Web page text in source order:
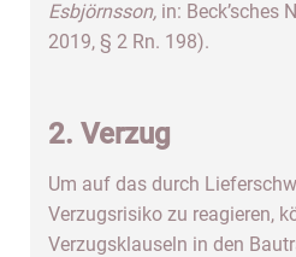
Esbjörnsson, in: Beck’sches
2019, § 2 Rn. 198).
2. Verzug
Um auf das durch
Verzugsrisiko zu reagieren,
Verzugsklauseln in den